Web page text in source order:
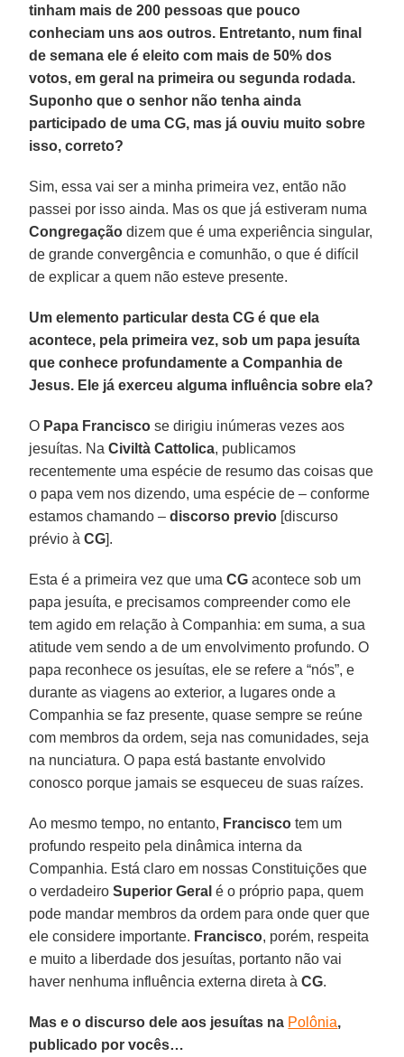
tinham mais de 200 pessoas que pouco
conheciam uns aos outros. Entretanto, num final
de semana ele é eleito com mais de 50% dos
votos, em geral na primeira ou segunda rodada.
Suponho que o senhor não tenha ainda
participado de uma CG, mas já ouviu muito sobre
isso, correto?
Sim, essa vai ser a minha primeira vez, então não
passei por isso ainda. Mas os que já estiveram numa
Congregação dizem que é uma experiência singular,
de grande convergência e comunhão, o que é difícil
de explicar a quem não esteve presente.
Um elemento particular desta CG é que ela
acontece, pela primeira vez, sob um papa jesuíta
que conhece profundamente a Companhia de
Jesus. Ele já exerceu alguma influência sobre ela?
O Papa Francisco se dirigiu inúmeras vezes aos
jesuítas. NaCiviltà Cattolica, publicamos
recentemente uma espécie de resumo das coisas que
o papa vem nos dizendo, uma espécie de – conforme
estamos chamando –discorso previo [discurso
prévio àCG].
Esta é a primeira vez que umaCG acontece sob um
papa jesuíta, e precisamos compreender como ele
tem agido em relação à Companhia: em suma, a sua
atitude vem sendo a de um envolvimento profundo. O
papa reconhece os jesuítas, ele se refere a “nós”, e
durante as viagens ao exterior, a lugares onde a
Companhia se faz presente, quase sempre se reúne
com membros da ordem, seja nas comunidades, seja
na nunciatura. O papa está bastante envolvido
conosco porque jamais se esqueceu de suas raízes.
Ao mesmo tempo, no entanto, Francisco tem um
profundo respeito pela dinâmica interna da
Companhia. Está claro em nossas Constituições que
o verdadeiroSuperior Geral é o próprio papa, quem
pode mandar membros da ordem para onde quer que
ele considere importante. Francisco, porém, respeita
e muito a liberdade dos jesuítas, portanto não vai
haver nenhuma influência externa direta àCG.
Mas e o discurso dele aos jesuítas na Polônia,
publicado por vocês…